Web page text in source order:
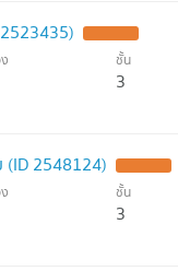
ชั้น
3
(ID 2548124)
ชั้น
3